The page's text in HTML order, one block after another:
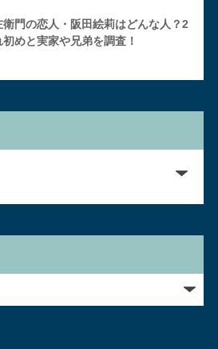
衛門の恋人・阪田絵莉はどんな人？2
初めと実家や兄弟を調査！